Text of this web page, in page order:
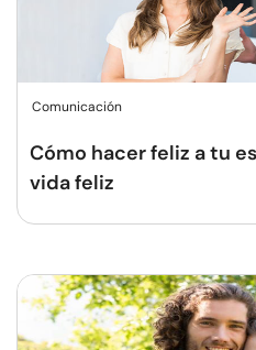
Comunicación
Cómo hacer feliz a tu
vida feliz